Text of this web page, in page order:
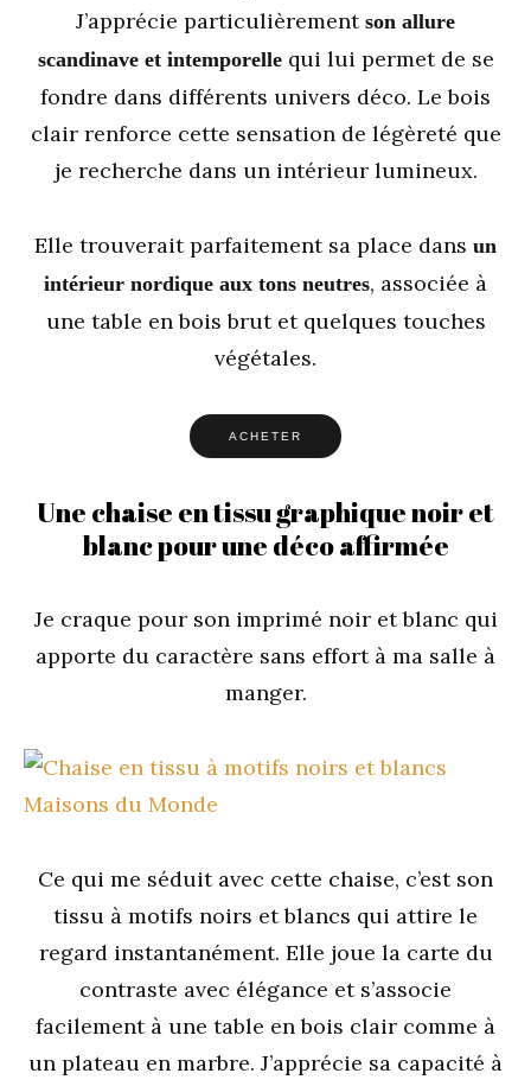
J’apprécie particulièrement son allure
scandinave et intemporellequi lui permet de se
fondre dans différents univers déco. Le bois
clair renforce cette sensation de légèreté que
je recherche dans un intérieur lumineux.
Elle trouverait parfaitement sa place dans un
intérieur nordique aux tons neutres, associée à
une table en bois brut et quelques touches
végétales.
ACHETER
Une chaise en tissu graphique noir et
blanc pour une déco affirmée
Je craque pour son imprimé noir et blanc qui
apporte du caractère sans effort à ma salle à
manger.
Ce qui me séduit avec cette chaise, c’est son
tissu à motifs noirs et blancs qui attire le
regard instantanément. Elle joue la carte du
contraste avec élégance et s’associe
facilement à une table en bois clair comme à
un plateau en marbre. J’apprécie sa capacité à